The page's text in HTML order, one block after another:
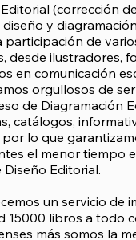
(corrección
y
participación de
desde ilustradores,
en comunicación
orgullosos de
de Diagramación
catálogos,
lo que
el menor tiempo
Editorial.
un servicio de
15000 libros a todo
más somos la